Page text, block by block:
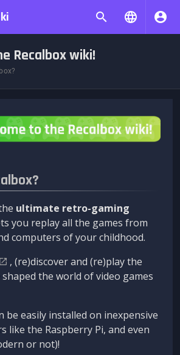
Recalbox wiki!
ultimate retro-gaming
you replay all the games from
computers of your childhood.
, (re)discover and (re)play the
the world of video games
be easily installed on inexpensive
like the Raspberry Pi, and even
or not)!